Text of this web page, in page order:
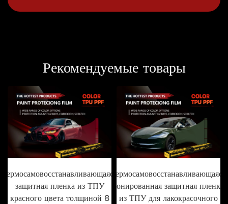
Рекомендуемые товары
Термосамовосстанавливающаяся
защитная пленка из ТПУ
красного цвета толщиной 8
Термосамовосстанавливающаяся
тонированная защитная пленка
из ТПУ для лакокрасочного